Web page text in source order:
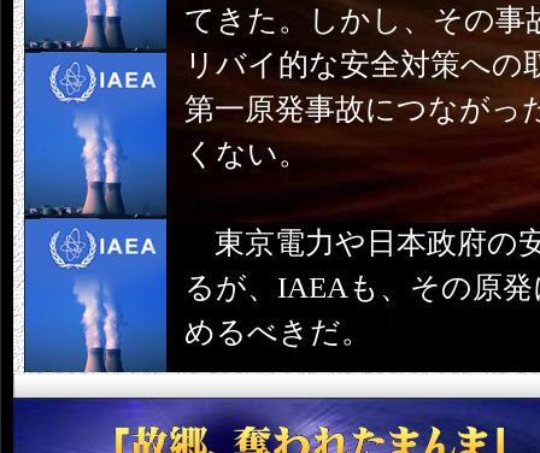
てきた。しかし、その事
リバイ的な安全対策への
第一原発事故につながっ
くない。
東京電力や日本政府の
るが、IAEAも、その原
めるべきだ。